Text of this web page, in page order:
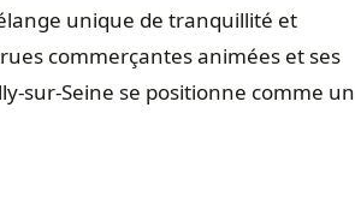
unique de tranquillité et
commerçantes animées et ses
sur-Seine se positionne comme un